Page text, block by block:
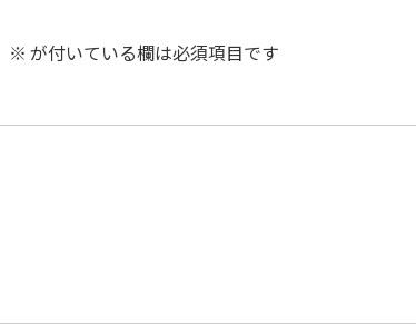
※ が付いている欄は必須項目です